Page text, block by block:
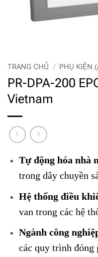
TRANG CHỦ / PHỤ KIỆN
PR-DPA-200
Vietnam
Tự động hóa nhà
trong dây chuyền
Hệ thống điều
van trong các hệ
Ngành công
các quy trình